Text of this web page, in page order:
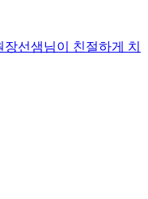
선샘님이 친절하게 치